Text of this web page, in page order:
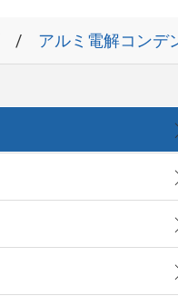
アルミ電解コンデ